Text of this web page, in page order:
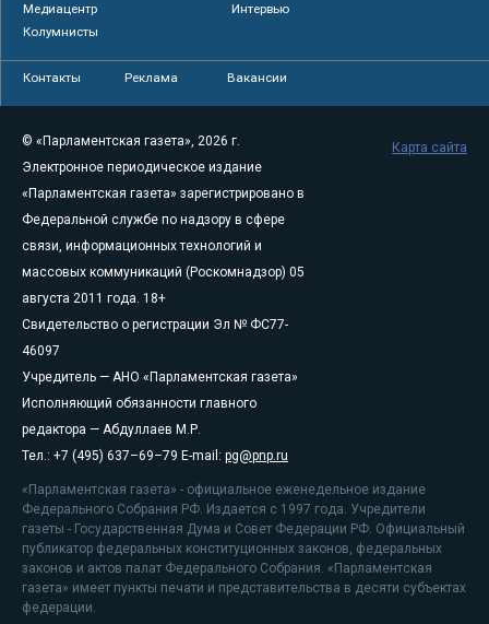
Медиацентр
Интервью
Колумнисты
Контакты Реклама Вакансии
© «Парламентская газета», 2026 г.
Электронное периодическое издание
«Парламентская газета» зарегистрировано в
Федеральной службе по надзору в сфере
связи, информационных технологий и
массовых коммуникаций (Роскомнадзор) 05
августа 2011 года. 18+
Свидетельство о регистрации Эл № ФС77-
46097
Учредитель — АНО «Парламентская газета»
Исполняющий обязанности главного
редактора — Абдуллаев М.Р.
Тел.: +7 (495) 637–69–79 E-mail: pg@pnp.ru
«Парламентская газета» - официальное еженедельное издание
Федерального Собрания РФ. Издается с 1997 года. Учредители
газеты - Государственная Дума и Совет Федерации РФ. Официальный
публикатор федеральных конституционных законов, федеральных
законов и актов палат Федерального Собрания. «Парламентская
газета» имеет пункты печати и представительства в десяти субъектах
федерации.
Карта сайта